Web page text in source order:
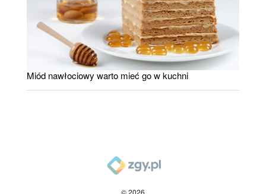
Miód nawłociowy warto mieć go w kuchni
© 2026